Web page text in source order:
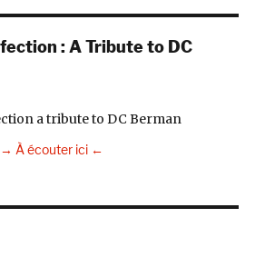
: A Tribute to DC
→ À écouter ici ←